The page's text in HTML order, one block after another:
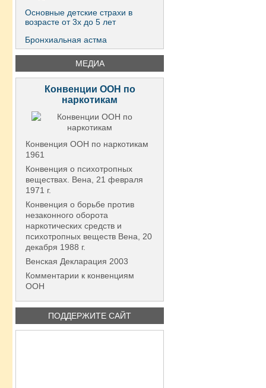
Основные детские страхи в
возрасте от 3х до 5 лет
Бронхиальная астма
МЕДИА
Конвенции ООН по
наркотикам
Конвенция ООН по наркотикам
1961
Конвенция о психотропных
веществах. Вена, 21 февраля
1971 г.
Конвенция о борьбе против
незаконного оборота
наркотических средств и
психотропных веществ Вена, 20
декабря 1988 г.
Венская Декларация 2003
Комментарии к конвенциям
ООН
ПОДДЕРЖИТЕ САЙТ